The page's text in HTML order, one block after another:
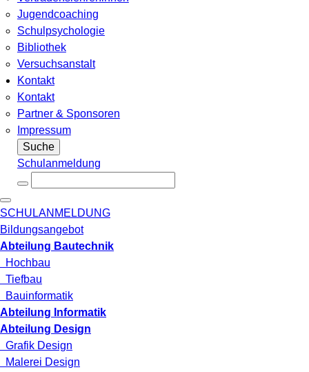
Jugendcoaching
Schulpsychologie
Bibliothek
Versuchsanstalt
Kontakt
Kontakt
Partner & Sponsoren
Impressum
Suche
Schulanmeldung
SCHULANMELDUNG
Bildungsangebot
Abteilung Bautechnik
Hochbau
Tiefbau
Bauinformatik
Abteilung Informatik
Abteilung Design
Grafik Design
Malerei Design